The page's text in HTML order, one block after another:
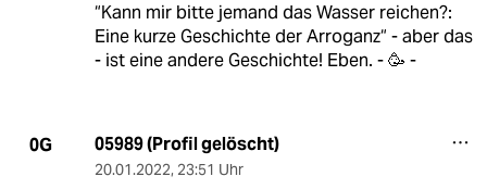
“Kann mir bitte jemand das Wasser reichen?:
Eine kurze Geschichte der Arroganz“ - aber das
- ist eine andere Geschichte! Eben. - 🥳 -
0G 05989 (Profil gelöscht)
20.01.2022, 23:51 Uhr